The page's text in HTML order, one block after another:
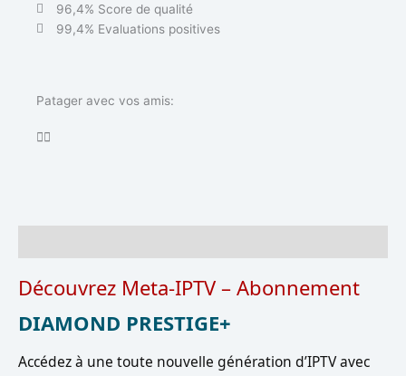
96,4% Score de qualité
99,4% Evaluations positives
Patager avec vos amis:
Découvrez Meta-IPTV – Abonnement
DIAMOND PRESTIGE+
Accédez à une toute nouvelle génération d’IPTV avec